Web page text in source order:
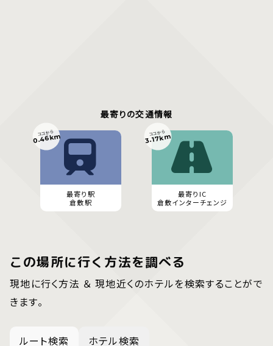
最寄りの交通情報
最寄り駅
倉敷駅
ココから
0.46km
最寄りIC
倉敷インターチェンジ
ココから
3.17km
この場所に行く方法を調べる
現地に行く方法 ＆ 現地近くのホテルを検索することがで
きます。
ルート検索 ホテル検索